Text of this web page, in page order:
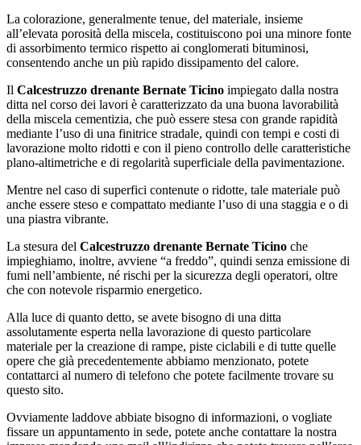
La colorazione, generalmente tenue, del materiale, insieme
all’elevata porosità della miscela, costituiscono poi una minore fonte
di assorbimento termico rispetto ai conglomerati bituminosi,
consentendo anche un più rapido dissipamento del calore.
Il Calcestruzzo drenante Bernate Ticino impiegato dalla nostra
ditta nel corso dei lavori è caratterizzato da una buona lavorabilità
della miscela cementizia, che può essere stesa con grande rapidità
mediante l’uso di una finitrice stradale, quindi con tempi e costi di
lavorazione molto ridotti e con il pieno controllo delle caratteristiche
plano-altimetriche e di regolarità superficiale della pavimentazione.
Mentre nel caso di superfici contenute o ridotte, tale materiale può
anche essere steso e compattato mediante l’uso di una staggia e o di
una piastra vibrante.
La stesura del Calcestruzzo drenante Bernate Ticino che
impieghiamo, inoltre, avviene “a freddo”, quindi senza emissione di
fumi nell’ambiente, né rischi per la sicurezza degli operatori, oltre
che con notevole risparmio energetico.
Alla luce di quanto detto, se avete bisogno di una ditta
assolutamente esperta nella lavorazione di questo particolare
materiale per la creazione di rampe, piste ciclabili e di tutte quelle
opere che già precedentemente abbiamo menzionato, potete
contattarci al numero di telefono che potete facilmente trovare su
questo sito.
Ovviamente laddove abbiate bisogno di informazioni, o vogliate
fissare un appuntamento in sede, potete anche contattare la nostra